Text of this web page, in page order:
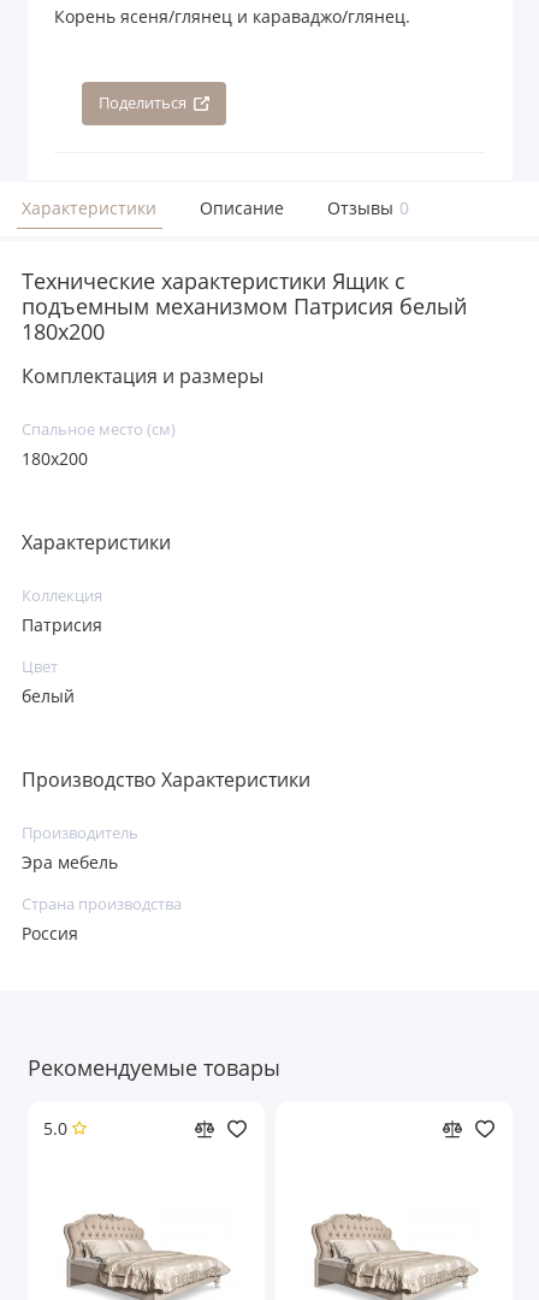
Корень ясеня/глянец и караваджо/глянец.
Поделиться
Характеристики Описание Отзывы 0
Технические характеристики Ящик с
подъемным механизмом Патрисия белый
180х200
Комплектация и размеры
Спальное место (см)
180х200
Характеристики
Коллекция
Патрисия
Цвет
белый
Производство Характеристики
Производитель
Эра мебель
Страна производства
Россия
Рекомендуемые товары
5.0